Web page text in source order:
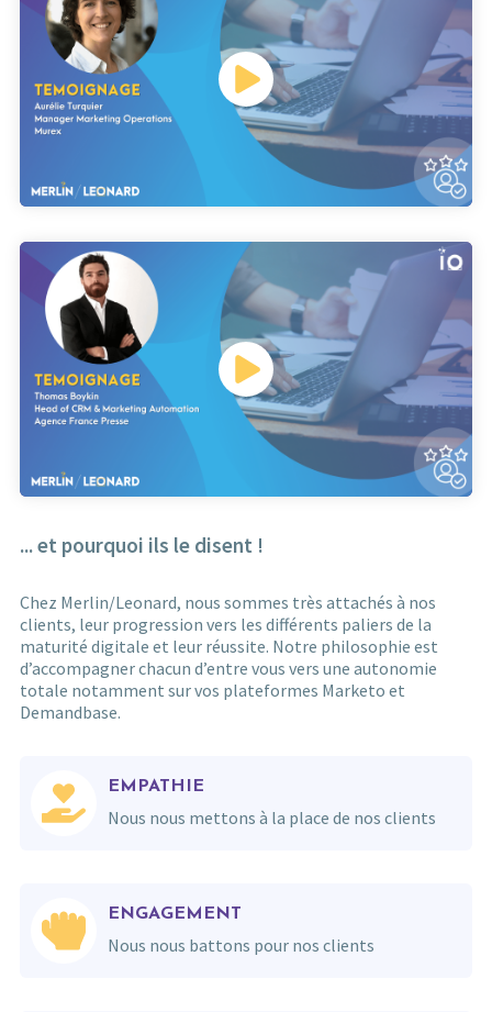
... et pourquoi ils le disent !
Chez Merlin/Leonard, nous sommes très attachés à nos
clients, leur progression vers les différents paliers de la
maturité digitale et leur réussite. Notre philosophie est
d’accompagner chacun d’entre vous vers une autonomie
totale notamment sur vos plateformes Marketo et
Demandbase.
EMPATHIE
Nous nous mettons à la place de nos clients
ENGAGEMENT
Nous nous battons pour nos clients